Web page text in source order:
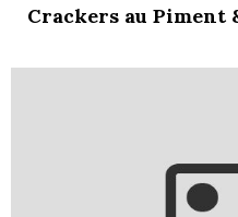
Crackers au Piment